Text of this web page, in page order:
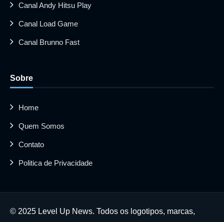
Canal Andy Hitsu Play
Canal Load Game
Canal Brunno Fast
Sobre
Home
Quem Somos
Contato
Politica de Privacidade
© 2025 Level Up News. Todos os logotipos, marcas,